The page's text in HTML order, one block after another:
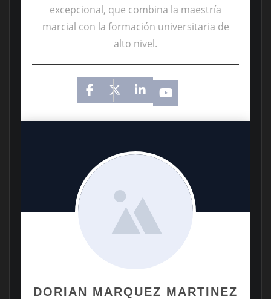
excepcional, que combina la maestría
marcial con la formación universitaria de
alto nivel.
DORIAN MARQUEZ MARTINEZ